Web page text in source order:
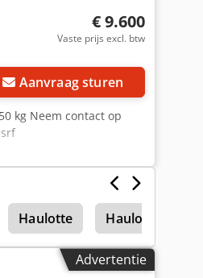
€ 9.600
Vaste prijs excl. btw
Aanvraag sturen
kg Neem contact op
Haulotte Haulotte Ha32Px
Advertentie